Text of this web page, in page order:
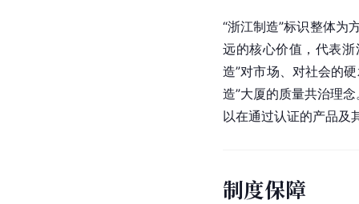
“浙江制造”标识整体为
远的核心价值，代表
造”对市场、对社会的
造”大厦的质量共治理
以在通过认证的产品及
制度保障